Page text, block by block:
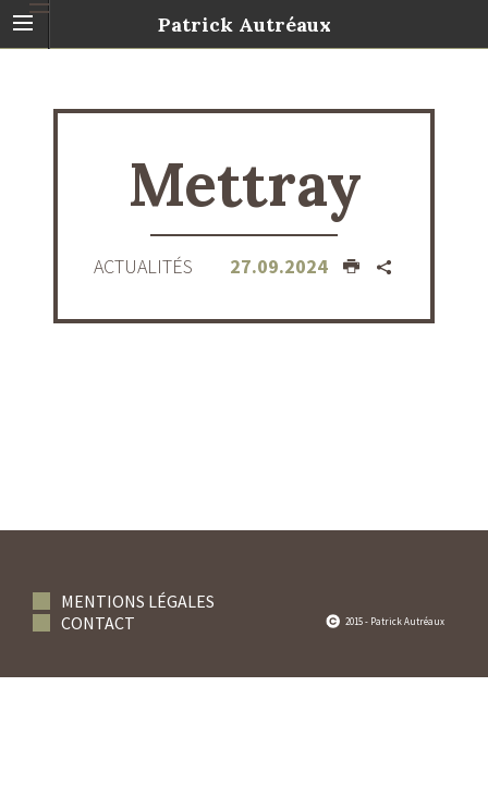
Patrick Autréaux
Mettray
ACTUALITÉS 27.09.2024
2015 - Patrick Autréaux
MENTIONS LÉGALES
CONTACT